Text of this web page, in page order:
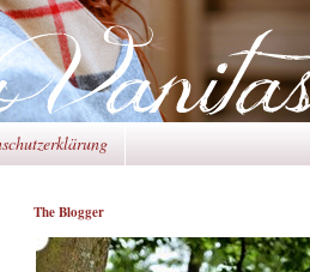
The Blogger